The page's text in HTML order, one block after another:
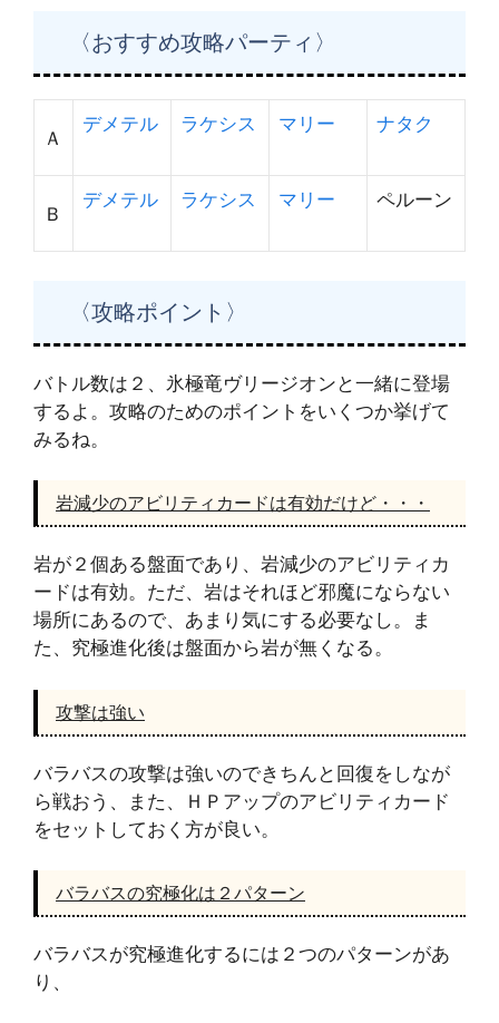
〈おすすめ攻略パーティ〉
Ａ
デメテル ラケシス マリー ナタク
Ｂ
デメテル ラケシス マリー ペルーン
〈攻略ポイント〉
バトル数は２、氷極竜ヴリージオンと一緒に登場
するよ。攻略のためのポイントをいくつか挙げて
みるね。
岩減少のアビリティカードは有効だけど・・・
岩が２個ある盤面であり、岩減少のアビリティカ
ードは有効。ただ、岩はそれほど邪魔にならない
場所にあるので、あまり気にする必要なし。ま
た、究極進化後は盤面から岩が無くなる。
攻撃は強い
バラバスの攻撃は強いのできちんと回復をしなが
ら戦おう、また、ＨＰアップのアビリティカード
をセットしておく方が良い。
バラバスの究極化は２パターン
バラバスが究極進化するには２つのパターンがあ
り、